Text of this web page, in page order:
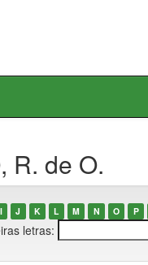
R. de O.
I J K L M N O P
letras: